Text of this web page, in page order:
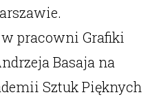
pracowni Grafiki
Basaja na
Sztuk Pięknych